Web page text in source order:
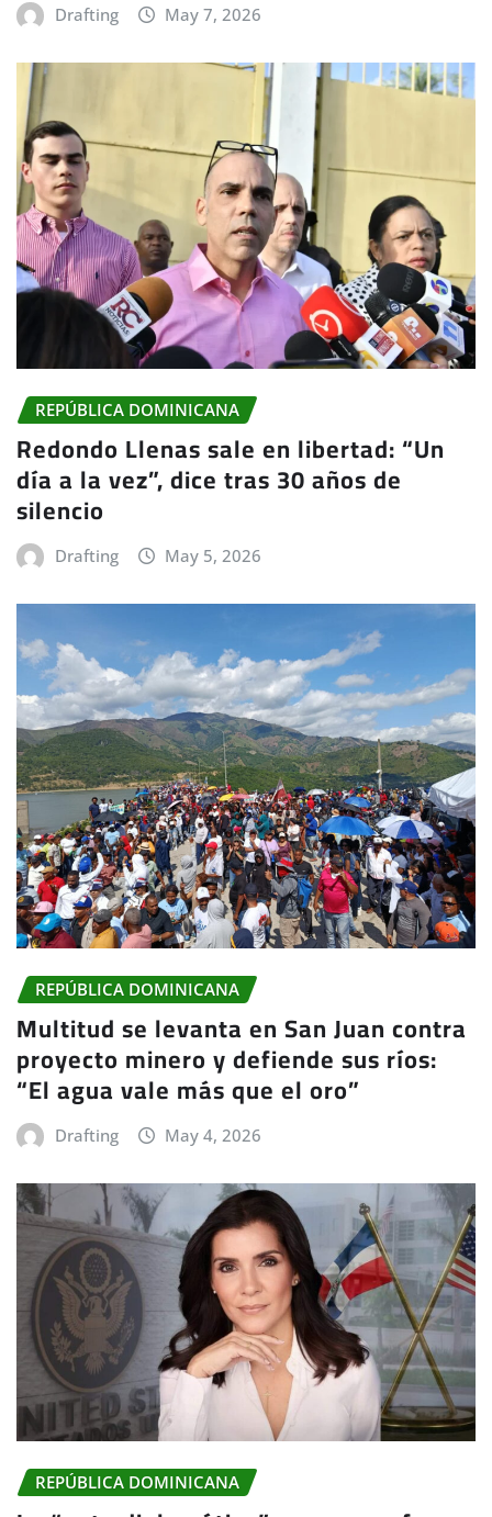
Drafting May 7, 2026
REPÚBLICA DOMINICANA
Redondo Llenas sale en libertad: “Un
día a la vez”, dice tras 30 años de
silencio
Drafting May 5, 2026
REPÚBLICA DOMINICANA
Multitud se levanta en San Juan contra
proyecto minero y defiende sus ríos:
“El agua vale más que el oro”
Drafting May 4, 2026
REPÚBLICA DOMINICANA